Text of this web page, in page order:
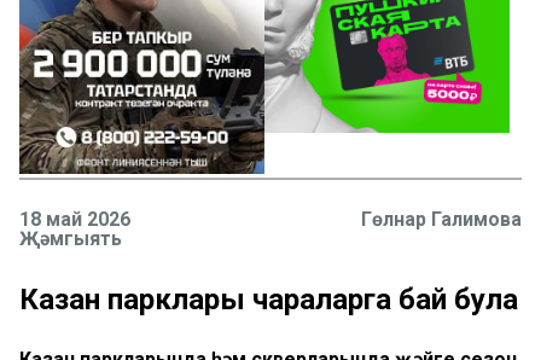
18 май 2026
Җәмгыять
Гөлнар Галимова
Казан парклары чараларга бай була